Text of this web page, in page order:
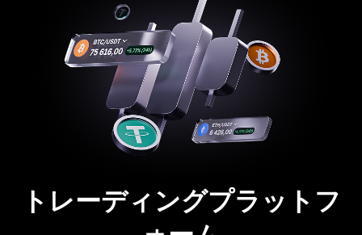
トレーディングプラットフ